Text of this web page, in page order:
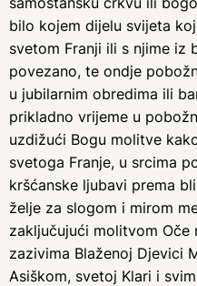
bilo kojem dijelu svijeta
svetom Franji ili s njime iz
povezano, te ondje
u jubilarnim obredima ili
prikladno vrijeme u
uzdižući Bogu molitve
svetoga Franje, u srcima
kršćanske ljubavi prema
želje za slogom i mirom
zaključujući molitvom Oče
zazivima Blaženoj Djevici
Asiškom, svetoj Klari i